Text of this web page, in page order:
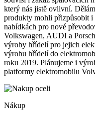
který nás jistě ovlivní.
produkty mohli přizpůsobit i
nabídkách pro nové
Volkswagen, AUDI a
výroby hřídelí pro jejich
výrobu hřídelí do
roku 2019. Plánujeme i
platformy elektromobilu
Nákup